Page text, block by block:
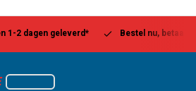
1-2 dagen geleverd* Bestel nu, betaal